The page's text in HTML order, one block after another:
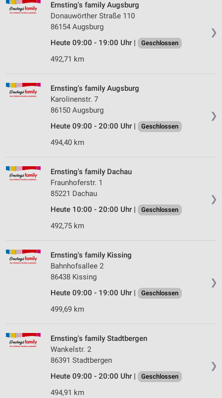
❯
Ernsting's family Augsburg
Donauwörther Straße 110
86154 Augsburg
Heute 09:00 - 19:00 Uhr |
Geschlossen
492,71 km
❯
Ernsting's family Augsburg
Karolinenstr. 7
86150 Augsburg
Heute 09:00 - 20:00 Uhr |
Geschlossen
494,40 km
❯
Ernsting's family Dachau
Fraunhoferstr. 1
85221 Dachau
Heute 10:00 - 20:00 Uhr |
Geschlossen
492,75 km
❯
Ernsting's family Kissing
Bahnhofsallee 2
86438 Kissing
Heute 09:00 - 19:00 Uhr |
Geschlossen
499,69 km
❯
Ernsting's family Stadtbergen
Wankelstr. 2
86391 Stadtbergen
Heute 09:00 - 20:00 Uhr |
Geschlossen
494,91 km